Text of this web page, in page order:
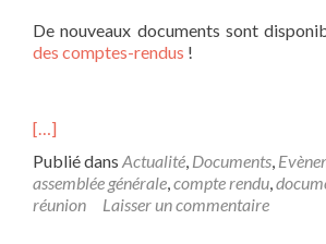
De nouveaux documents sont
des comptes-rendus !
[…]
Publié dans Actualité, Documents,
assemblée générale,compte rendu,
réunion
Laisser un commentaire